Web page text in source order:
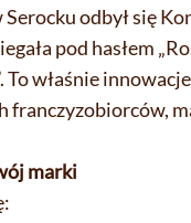
odbył się
pod hasłem
To właśnie
franczyzobiorców,
marki